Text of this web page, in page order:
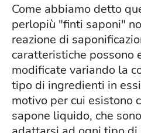
Come abbiamo detto
perlopiù "finti saponi"
reazione di
caratteristiche possono
modificate variando la
tipo di ingredienti in
motivo per cui esistono
sapone liquido, che